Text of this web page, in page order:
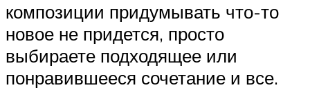
композиции придумывать что-то
новое не придется, просто
выбираете подходящее или
понравившееся сочетание и все.